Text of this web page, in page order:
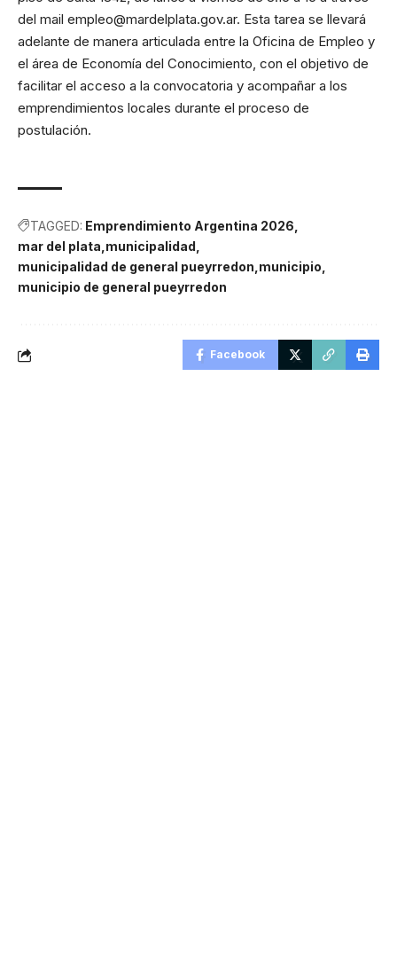
del mail empleo@mardelplata.gov.ar. Esta tarea se llevará
adelante de manera articulada entre la Oficina de Empleo y
el área de Economía del Conocimiento, con el objetivo de
facilitar el acceso a la convocatoria y acompañar a los
emprendimientos locales durante el proceso de
postulación.
TAGGED: Emprendimiento Argentina 2026
mar del plata municipalidad
municipalidad de general pueyrredon municipio
municipio de general pueyrredon
Facebook